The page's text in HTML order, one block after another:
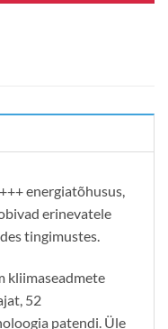
energiatõhusus,
erinevatele
tingimustes.
kliimaseadmete
52
patendi. Üle